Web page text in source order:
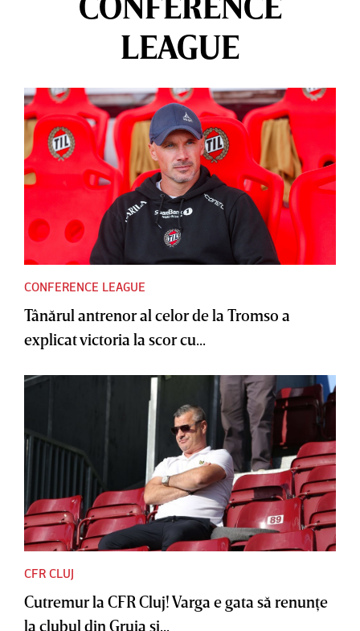
LEAGUE
CONFERENCE LEAGUE
Tânărul antrenor al celor de la Tromso a
explicat victoria la scor cu...
CFR CLUJ
Cutremur la CFR Cluj! Varga e gata să renunţe
la clubul din Gruia şi...